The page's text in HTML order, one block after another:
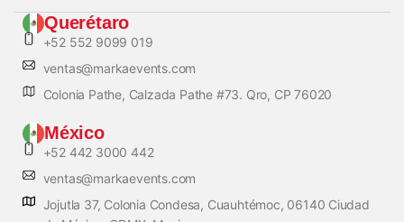
Querétaro
+52 552 9099 019
ventas@markaevents.com
Colonia Pathe, Calzada Pathe #73. Qro, CP 76020
México
+52 442 3000 442
ventas@markaevents.com
Jojutla 37, Colonia Condesa, Cuauhtémoc, 06140 Ciudad